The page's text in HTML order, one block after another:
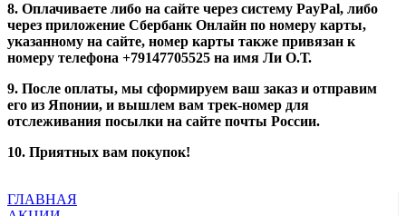
8. Оплачиваете либо на сайте через систему PayPal, либо
через приложение Сбербанк Онлайн по номеру карты,
указанному на сайте, номер карты также привязан к
номеру телефона +79147705525 на имя Ли О.Т.
9. После оплаты, мы сформируем ваш заказ и отправим
его из Японии, и вышлем вам трек-номер для
отслеживания посылки на сайте почты России.
10. Приятных вам покупок!
ГЛАВНАЯ